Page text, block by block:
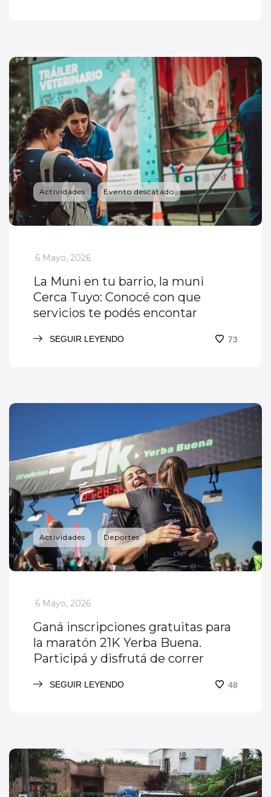
Actividades Evento descatado
_
6 Mayo, 2026
La Muni en tu barrio, la muni
Cerca Tuyo: Conocé con que
servicios te podés encontar
SEGUIR LEYENDO 73
Actividades Deportes
_
6 Mayo, 2026
Ganá inscripciones gratuitas para
la maratón 21K Yerba Buena.
Participá y disfrutá de correr
SEGUIR LEYENDO 48